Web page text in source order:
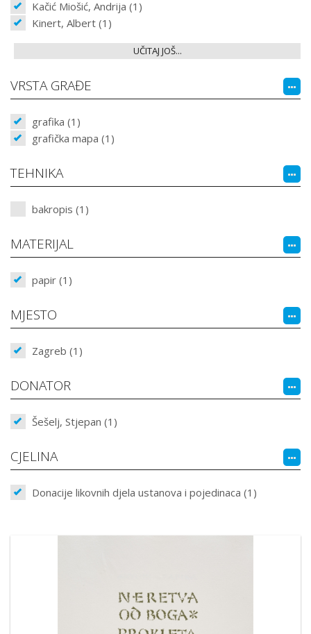
Kačić Miošić, Andrija (1)
Kinert, Albert (1)
UČITAJ JOŠ...
VRSTA GRAĐE
grafika (1)
grafička mapa (1)
TEHNIKA
bakropis (1)
MATERIJAL
papir (1)
MJESTO
Zagreb (1)
DONATOR
Šešelj, Stjepan (1)
CJELINA
Donacije likovnih djela ustanova i pojedinaca (1)